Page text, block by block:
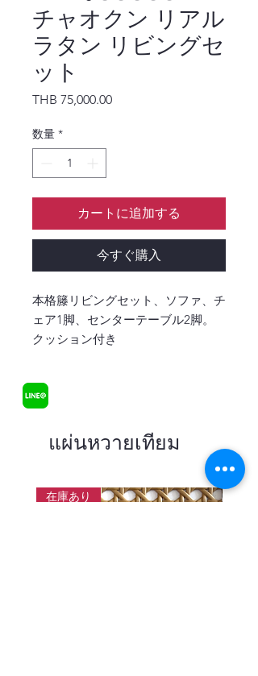
チャオクン リアル
ラタン リビングセ
ット
THB 75,000.00価格
数量 *
カートに追加する
今すぐ購入
本格籐リビングセット、ソファ、チ
ェア1脚、センターテーブル2脚。
クッション付き
แผ่นหวายเทียม
在庫あり